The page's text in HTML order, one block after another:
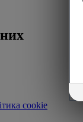
cookie